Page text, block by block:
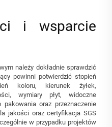
i wsparcie
należy dokładnie sprawdzić
powinni potwierdzić stopień
koloru, kierunek żyłek,
wymiary płyt, widoczne
oraz przeznaczenie
jakości oraz certyfikacja SGS
w przypadku projektów